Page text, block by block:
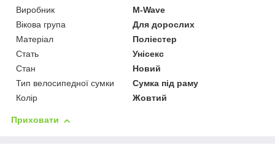
Виробник
M-Wave
Вікова група
Для дорослих
Матеріал
Поліестер
Стать
Унісекс
Стан
Новий
Тип велосипедної сумки
Сумка під раму
Колір
Жовтий
Приховати